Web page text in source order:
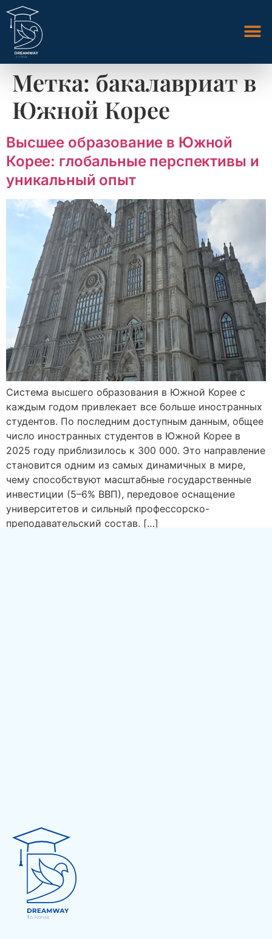
Метка:бакалавриат в
Южной Корее
Высшее образование в Южной
Корее: глобальные перспективы и
уникальный опыт
Система высшего образования в Южной Корее с
каждым годом привлекает все больше иностранных
студентов. По последним доступным данным, общее
число иностранных студентов в Южной Корее в
2025 году приблизилось к 300 000. Это направление
становится одним из самых динамичных в мире,
чему способствуют масштабные государственные
инвестиции (5–6% ВВП), передовое оснащение
университетов и сильный профессорско-
преподавательский состав. […]